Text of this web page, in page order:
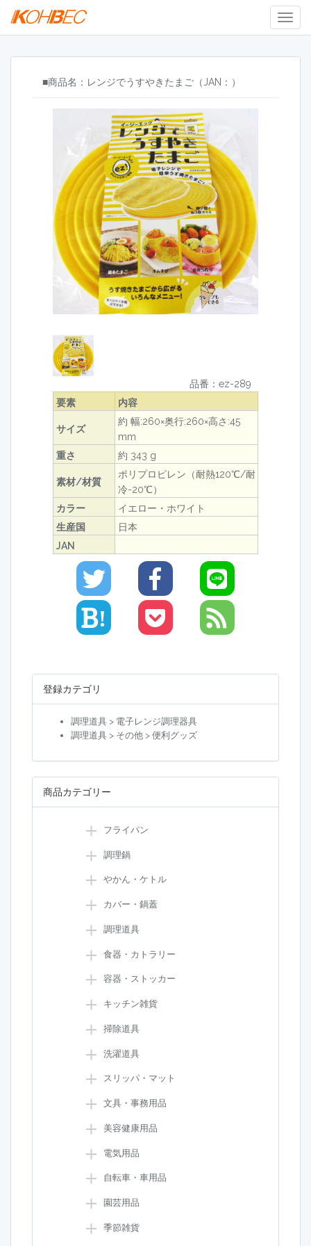
■商品名：レンジでうすやきたまご（JAN：）
品番：ez-289
要素
内容
サイズ
約 幅:260×奥行:260×高さ:45
mm
重さ
約 343 g
素材/材質
ポリプロピレン（耐熱120℃/耐
冷-20℃）
カラー
イエロー・ホワイト
生産国
日本
JAN
!
登録カテゴリ
調理道具 > 電子レンジ調理器具
調理道具 > その他 > 便利グッズ
商品カテゴリー
フライパン
調理鍋
やかん・ケトル
カバー・鍋蓋
調理道具
食器・カトラリー
容器・ストッカー
キッチン雑貨
掃除道具
洗濯道具
スリッパ・マット
文具・事務用品
美容健康用品
電気用品
自転車・車用品
園芸用品
季節雑貨